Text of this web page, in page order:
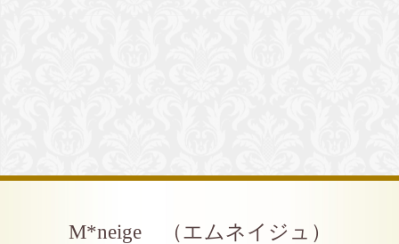
M*neige （エムネイジュ）